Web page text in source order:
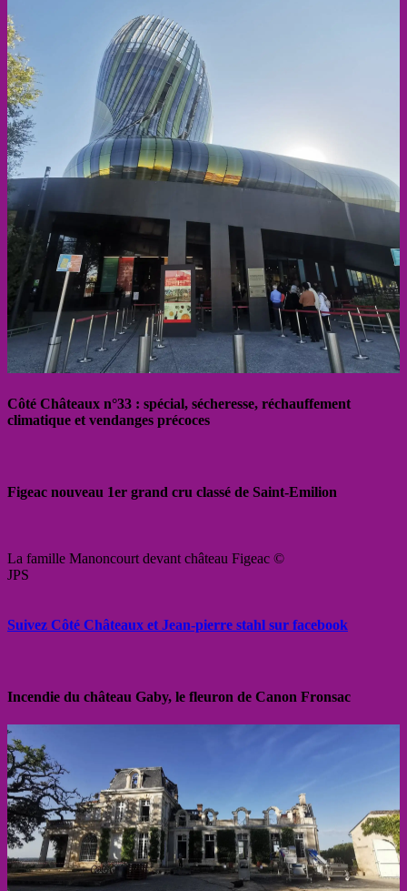
Côté Châteaux n°33 : spécial, sécheresse, réchauffement
climatique et vendanges précoces
Figeac nouveau 1er grand cru classé de Saint-Emilion
La famille Manoncourt devant château Figeac ©
JPS
Suivez Côté Châteaux et Jean-pierre stahl sur facebook
Incendie du château Gaby, le fleuron de Canon Fronsac